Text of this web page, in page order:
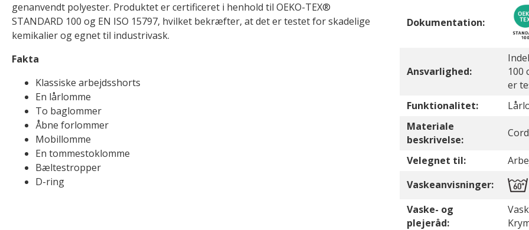
genanvendt polyester. Produktet er certificeret i henhold til OEKO-TEX®
STANDARD 100 og EN ISO 15797, hvilket bekræfter, at det er testet for skadelige
kemikalier og egnet til industrivask.
Fakta
Klassiske arbejdsshorts
En lårlomme
To baglommer
Åbne forlommer
Mobillomme
En tommestoklomme
Bæltestropper
D-ring
Dokumentation:
Ansvarlighed:
100
er
Funktionalitet:
Materiale
beskrivelse:
Velegnet til:
Vaskeanvisninger:
Vaske- og
plejeråd: